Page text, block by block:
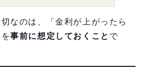
なのは、「金利が上がったら
を事前に想定しておくこと で